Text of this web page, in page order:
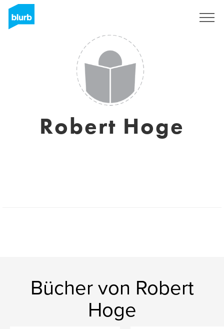
Robert Hoge
Bücher von Robert
Hoge